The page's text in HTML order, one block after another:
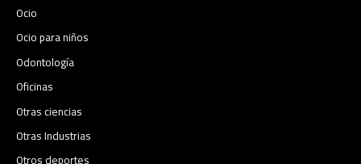
Ocio
Ocio para niños
Odontología
Oficinas
Otras ciencias
Otras Industrias